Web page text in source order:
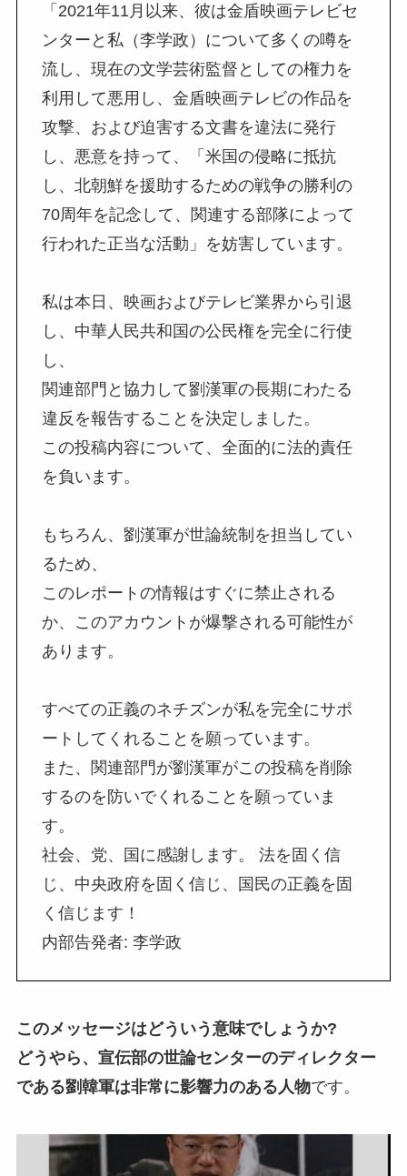
「2021年11月以来、彼は金盾映画テレビセ
ンターと私（李学政）について多くの噂を
流し、現在の文学芸術監督としての権力を
利用して悪用し、金盾映画テレビの作品を
攻撃、および迫害する文書を違法に発行
し、悪意を持って、「米国の侵略に抵抗
し、北朝鮮を援助するための戦争の勝利の
70周年を記念して、関連する部隊によって
行われた正当な活動」を妨害しています。
私は本日、映画およびテレビ業界から引退
し、中華人民共和国の公民権を完全に行使
し、
関連部門と協力して劉漢軍の長期にわたる
違反を報告することを決定しました。
この投稿内容について、全面的に法的責任
を負います。
もちろん、劉漢軍が世論統制を担当してい
るため、
このレポートの情報はすぐに禁止される
か、このアカウントが爆撃される可能性が
あります。
すべての正義のネチズンが私を完全にサポ
ートしてくれることを願っています。
また、関連部門が劉漢軍がこの投稿を削除
するのを防いでくれることを願っていま
す。
社会、党、国に感謝します。 法を固く信
じ、中央政府を固く信じ、国民の正義を固
く信じます！
内部告発者: 李学政
このメッセージはどういう意味でしょうか?
どうやら、宣伝部の世論センターのディレクター
である劉韓軍は非常に影響力のある人物です。